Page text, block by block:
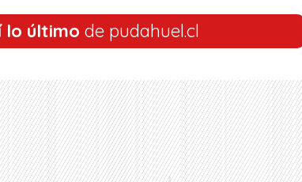
lo último de pudahuel.cl